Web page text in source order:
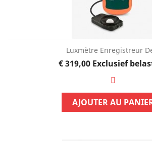
Luxmètre Enregistreur
Prijs
€ 319,00 Exclusief
AJOUTER AU